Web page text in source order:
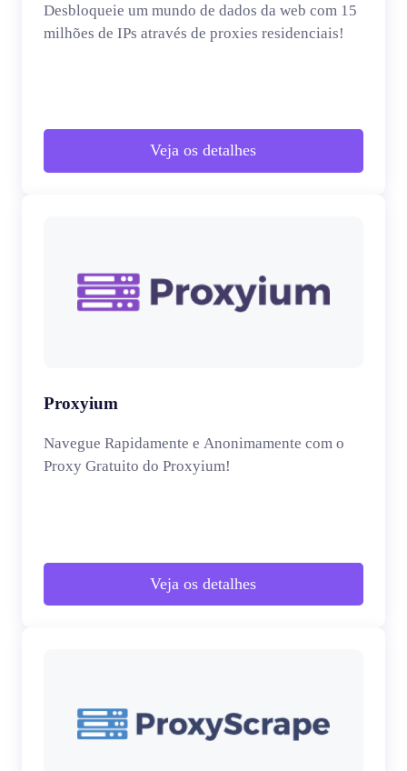
Desbloqueie um mundo de dados da web com 15
milhões de IPs através de proxies residenciais!
Veja os detalhes
Proxyium
Navegue Rapidamente e Anonimamente com o
Proxy Gratuito do Proxyium!
Veja os detalhes